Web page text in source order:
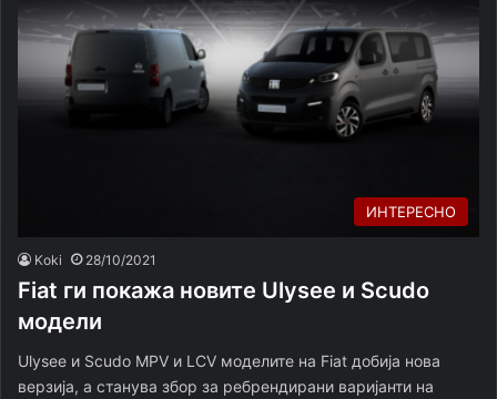
ИНТЕРЕСНО
Koki 28/10/2021
Fiat ги покажа новите Ulysee и Scudo
модели
Ulysee и Scudo MPV и LCV моделите на Fiat добија нова
верзија, а станува збор за ребрендирани варијанти на